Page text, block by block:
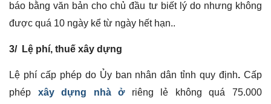
báo bằng văn bản cho chủ đầu tư biết lý do nhưng không
được quá 10 ngày kể từ ngày hết hạn..
3/ Lệ phí, thuế xây dựng
Lệ phí cấp phép do Ủy ban nhân dân tỉnh quy định.Cấp
phép xây dựng nhà ở riêng lẻ không quá 75.000